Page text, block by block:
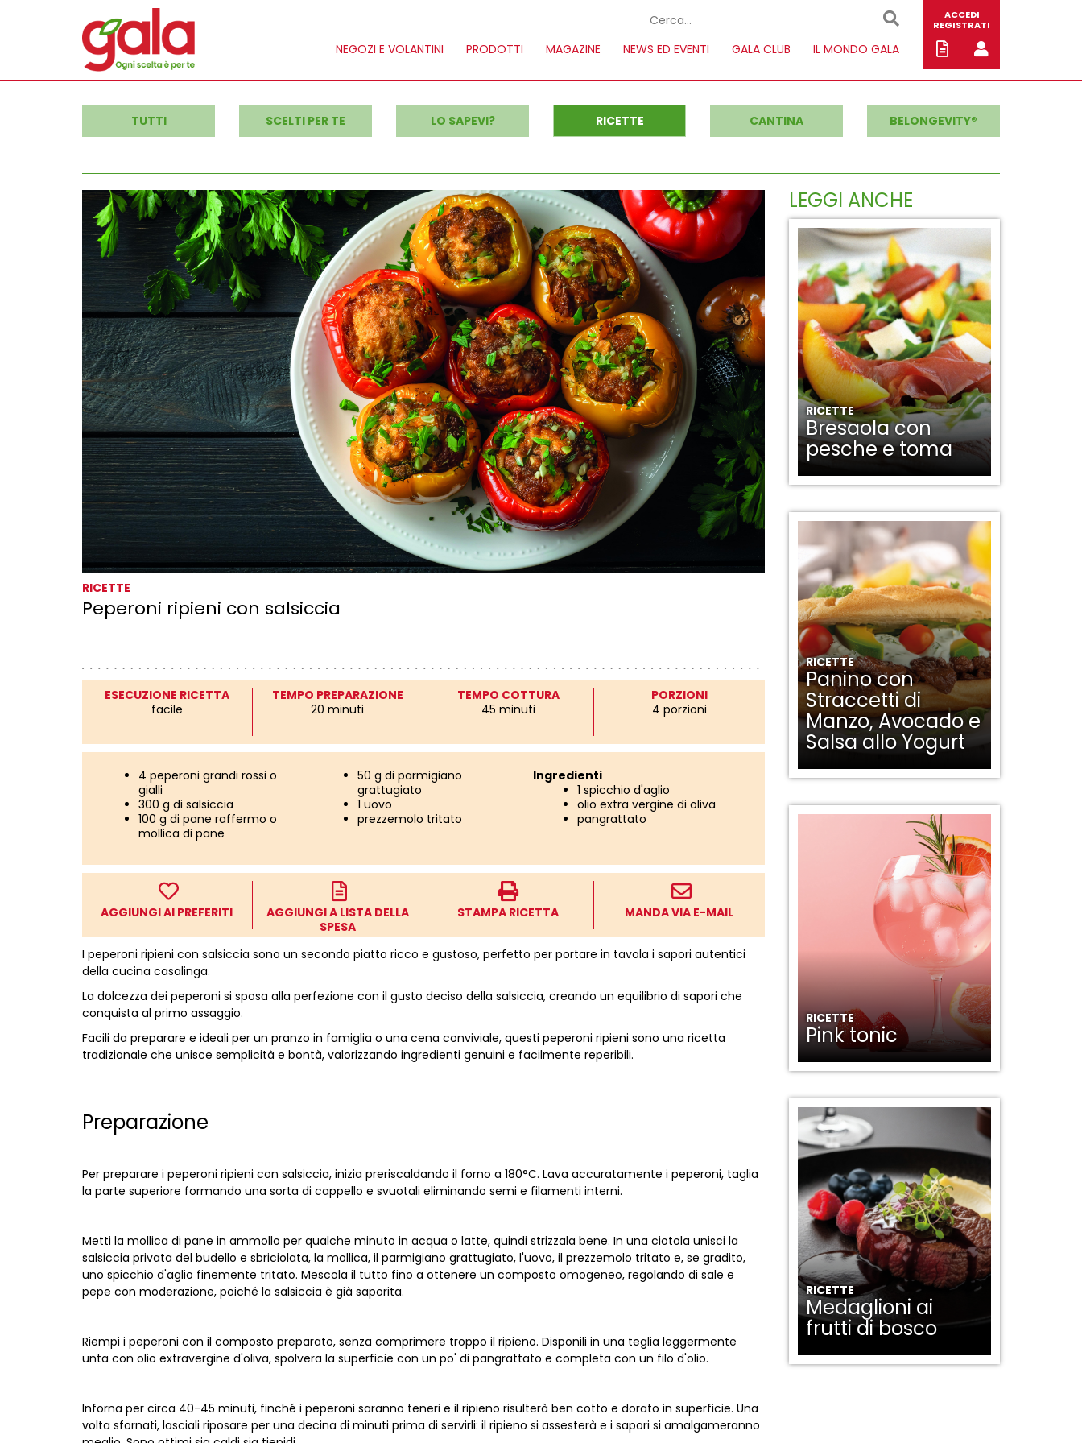
NEGOZI E VOLANTINI PRODOTTI MAGAZINE NEWS ED EVENTI GALA CLUB IL MONDO GALA
ACCEDI
REGISTRATI
TUTTI SCELTI PER TE LO SAPEVI? RICETTE CANTINA BELONGEVITY®
RICETTE
Peperoni ripieni con salsiccia
ESECUZIONE RICETTA
facile
TEMPO PREPARAZIONE
20 minuti
TEMPO COTTURA
45 minuti
PORZIONI
4 porzioni
Ingredienti
4 peperoni grandi rossi o
gialli
300 g di salsiccia
100 g di pane raffermo o
mollica di pane
50 g di parmigiano
grattugiato
1 uovo
prezzemolo tritato
1 spicchio d'aglio
olio extra vergine di oliva
pangrattato
AGGIUNGI AI PREFERITI
AGGIUNGI A LISTA DELLA
SPESA
STAMPA RICETTA MANDA VIA E-MAIL
I peperoni ripieni con salsiccia sono un secondo piatto ricco e gustoso, perfetto per portare in tavola i sapori autentici
della cucina casalinga.
La dolcezza dei peperoni si sposa alla perfezione con il gusto deciso della salsiccia, creando un equilibrio di sapori che
conquista al primo assaggio.
Facili da preparare e ideali per un pranzo in famiglia o una cena conviviale, questi peperoni ripieni sono una ricetta
tradizionale che unisce semplicità e bontà, valorizzando ingredienti genuini e facilmente reperibili.
Preparazione
Per preparare i peperoni ripieni con salsiccia, inizia preriscaldando il forno a 180°C. Lava accuratamente i peperoni, taglia
la parte superiore formando una sorta di cappello e svuotali eliminando semi e filamenti interni.
Metti la mollica di pane in ammollo per qualche minuto in acqua o latte, quindi strizzala bene. In una ciotola unisci la
salsiccia privata del budello e sbriciolata, la mollica, il parmigiano grattugiato, l'uovo, il prezzemolo tritato e, se gradito,
uno spicchio d'aglio finemente tritato. Mescola il tutto fino a ottenere un composto omogeneo, regolando di sale e
pepe con moderazione, poiché la salsiccia è già saporita.
Riempi i peperoni con il composto preparato, senza comprimere troppo il ripieno. Disponili in una teglia leggermente
unta con olio extravergine d'oliva, spolvera la superficie con un po' di pangrattato e completa con un filo d'olio.
Inforna per circa 40-45 minuti, finché i peperoni saranno teneri e il ripieno risulterà ben cotto e dorato in superficie. Una
volta sfornati, lasciali riposare per una decina di minuti prima di servirli: il ripieno si assesterà e i sapori si amalgameranno
LEGGI ANCHE
RICETTE
Bresaola con
pesche e toma
RICETTE
Panino con
Straccetti di
Manzo, Avocado e
Salsa allo Yogurt
RICETTE
Pink tonic
RICETTE
Medaglioni ai
frutti di bosco